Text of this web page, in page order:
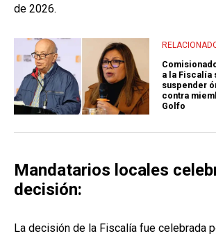
de 2026.
a la Fiscalía
suspender
contra
Golfo
Mandatarios locales
decisión:
La decisión de la Fiscalía fue celebrada